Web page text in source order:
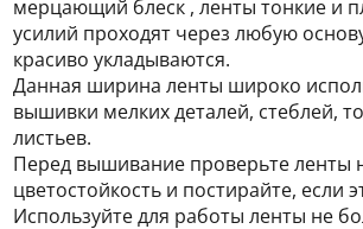
мерцающий блеск , ленты тонкие и
усилий проходят через любую
красиво укладываются.
Данная ширина ленты широко
вышивки мелких деталей, стеблей,
листьев.
Перед вышивание проверьте ленты
цветостойкость и постирайте, если
Используйте для работы ленты не